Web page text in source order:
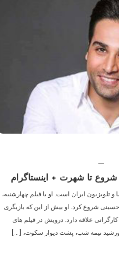
تا شهرت + اینستاگرام
تلویزیون ایران است. او با فیلم چهارشنبه،
شروع کرد. او بیش از این که بازیگری
علاقه دارد. درویش در فیلم های
نیمه شب، پشت دیوار سکوت، […]